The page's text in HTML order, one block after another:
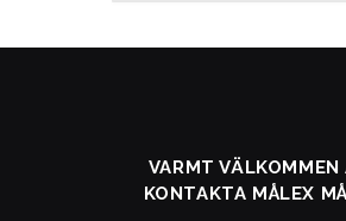
VARMT VÄLKOMMEN
KONTAKTA MÅLEX